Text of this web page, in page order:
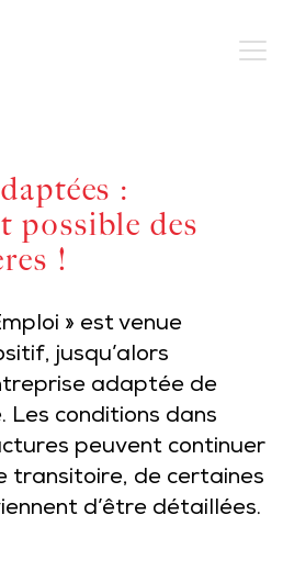
:
possible des
!
» est venue
jusqu’alors
adaptée de
conditions dans
peuvent continuer
transitoire, de certaines
d’être détaillées.